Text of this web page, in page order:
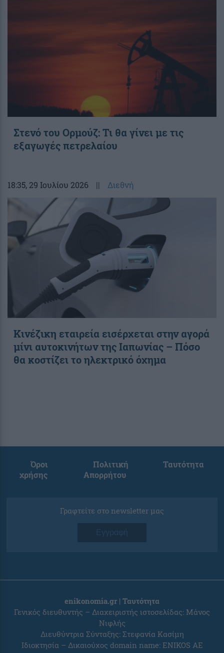
Στενό του Ορμούζ: Τι θα γίνει με τις
εξαγωγές πετρελαίου
18:35, 29 Ιουλίου 2026 || Διεθνή
Κινέζικη εταιρεία εισέρχεται στην αγορά
μίνι αυτοκινήτων της Ιαπωνίας – Πόσο
θα κοστίζει το ηλεκτρικό όχημα
Όροι
χρήσης
Πολιτική
Απορρήτου
Ταυτότητα
Γραφτείτε στο newsletter μας
Εγγραφή
enikonomia.gr | Ταυτότητα
Γενικός διευθυντής – Διαχειριστής ιστοσελίδας: Μάνος
Νιφλής
Διευθύντρια Σύνταξης: Στεφανία Κασίμη
Ιδιοκτησία – Δικαιούχος domain name: ENIKOS AE